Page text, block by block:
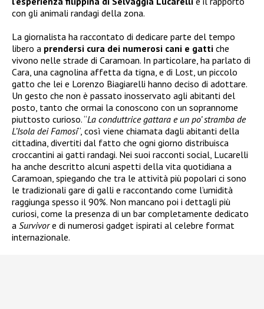
con gli animali randagi della zona.
La giornalista ha raccontato di dedicare parte del tempo
libero a prendersi cura dei numerosi cani e gatti che
vivono nelle strade di Caramoan. In particolare, ha parlato di
Cara, una cagnolina affetta da tigna, e di Lost, un piccolo
gatto che lei e Lorenzo Biagiarelli hanno deciso di adottare.
Un gesto che non è passato inosservato agli abitanti del
posto, tanto che ormai la conoscono con un soprannome
piuttosto curioso. “La conduttrice gattara e un po’ stramba de
L’Isola dei Famosi“, così viene chiamata dagli abitanti della
cittadina, divertiti dal fatto che ogni giorno distribuisca
croccantini ai gatti randagi. Nei suoi racconti social, Lucarelli
ha anche descritto alcuni aspetti della vita quotidiana a
Caramoan, spiegando che tra le attività più popolari ci sono
le tradizionali gare di galli e raccontando come l’umidità
raggiunga spesso il 90%. Non mancano poi i dettagli più
curiosi, come la presenza di un bar completamente dedicato
a Survivore di numerosi gadget ispirati al celebre format
internazionale.